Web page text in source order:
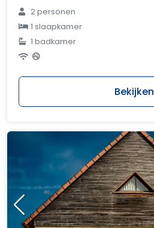
2 personen
1 slaapkamer
1 badkamer
Bekijken